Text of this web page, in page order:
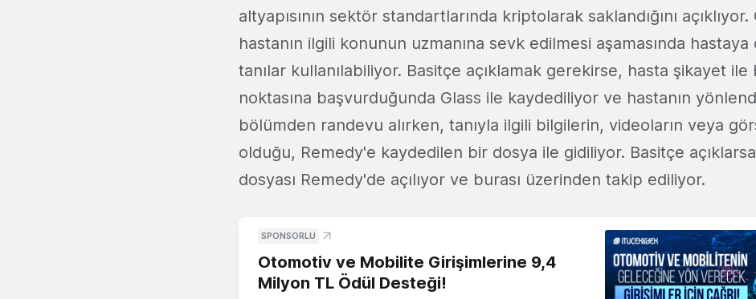
altyapısının sektör standartlarında kriptolarak saklandığını
hastanın ilgili konunun uzmanına sevk edilmesi aşamasında
tanılar kullanılabiliyor. Basitçe açıklamak gerekirse, hasta şikayet ile
noktasına başvurduğunda Glass ile kaydediliyor ve hastanın
bölümden randevu alırken, tanıyla ilgili bilgilerin, videoların veya
olduğu, Remedy'e kaydedilen bir dosya ile gidiliyor. Basitçe
dosyası Remedy'de açılıyor ve burası üzerinden takip ediliyor.
SPONSORLU
Otomotiv ve Mobilite Girişimlerine 9,4
Milyon TL Ödül Desteği!